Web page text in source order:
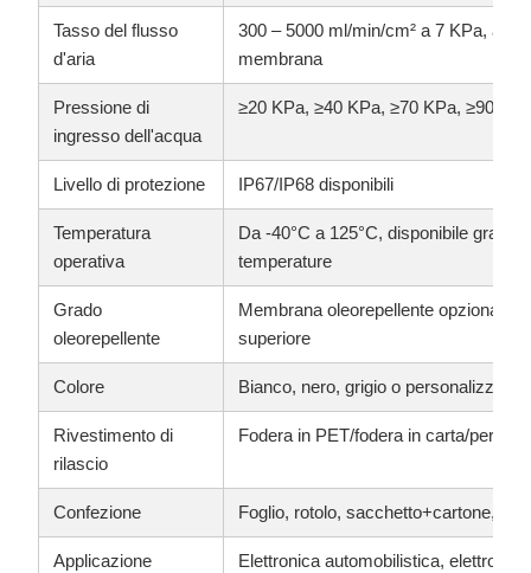
Tasso del flusso
d'aria
300 – 5000 ml/min/cm² a 7 KPa, a
membrana
Pressione di
ingresso dell'acqua
≥20 KPa, ≥40 KPa, ≥70 KPa, ≥90
Livello di protezione IP67/IP68 disponibili
Temperatura
operativa
Da -40°C a 125°C, disponibile grado
temperature
Grado
oleorepellente
Membrana oleorepellente opzionale,
superiore
Colore Bianco, nero, grigio o personalizzato
Rivestimento di
rilascio
Fodera in PET/fodera in carta/
Confezione Foglio, rotolo, sacchetto+cartone,
Applicazione
Elettronica automobilistica,